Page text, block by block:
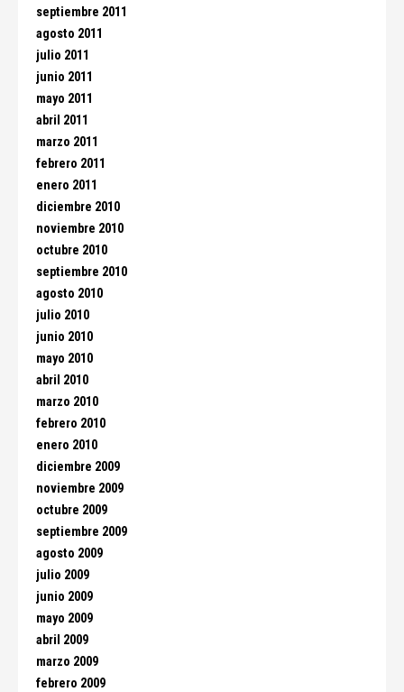
septiembre 2011
agosto 2011
julio 2011
junio 2011
mayo 2011
abril 2011
marzo 2011
febrero 2011
enero 2011
diciembre 2010
noviembre 2010
octubre 2010
septiembre 2010
agosto 2010
julio 2010
junio 2010
mayo 2010
abril 2010
marzo 2010
febrero 2010
enero 2010
diciembre 2009
noviembre 2009
octubre 2009
septiembre 2009
agosto 2009
julio 2009
junio 2009
mayo 2009
abril 2009
marzo 2009
febrero 2009